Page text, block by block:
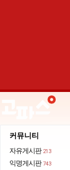
커뮤니티
자유게시판 213
익명게시판 743